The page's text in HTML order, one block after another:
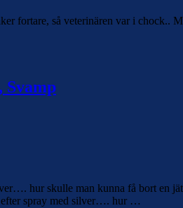
fortare, så veterinären var i
Svamp
hur skulle man kunna få bort en
efter spray med silver…. hur …